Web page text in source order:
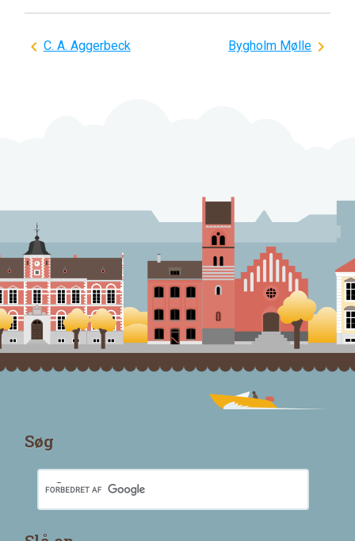
Indlægsnavigation
C. A. Aggerbeck Bygholm Mølle
Søg